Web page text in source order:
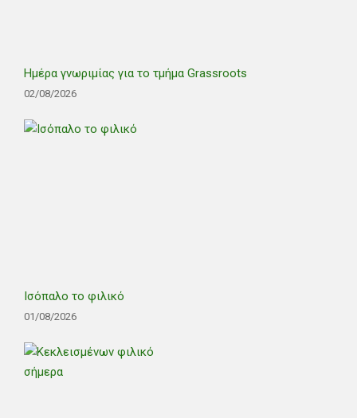
Ημέρα γνωριμίας για το τμήμα Grassroots
02/08/2026
Ισόπαλο το φιλικό
01/08/2026